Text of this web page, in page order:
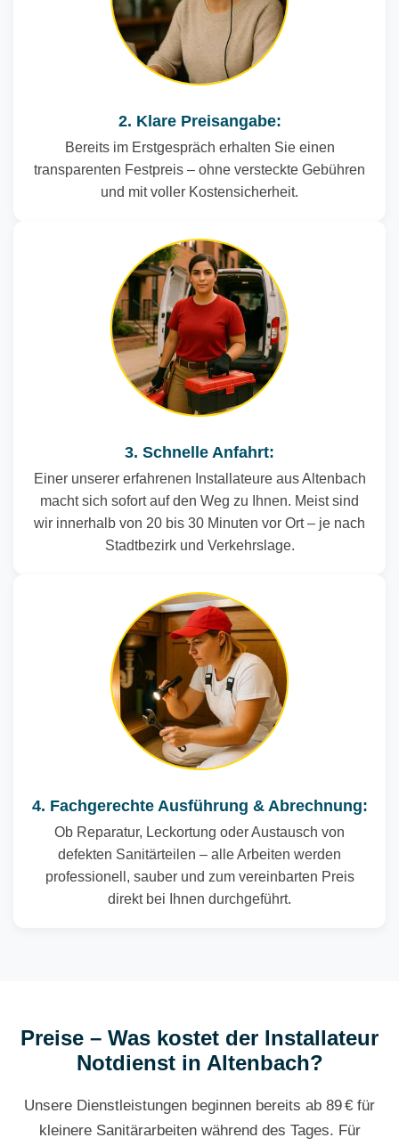
2. Klare Preisangabe:
Bereits im Erstgespräch erhalten Sie einen
transparenten Festpreis – ohne versteckte Gebühren
und mit voller Kostensicherheit.
3. Schnelle Anfahrt:
Einer unserer erfahrenen Installateure aus Altenbach
macht sich sofort auf den Weg zu Ihnen. Meist sind
wir innerhalb von 20 bis 30 Minuten vor Ort – je nach
Stadtbezirk und Verkehrslage.
4. Fachgerechte Ausführung & Abrechnung:
Ob Reparatur, Leckortung oder Austausch von
defekten Sanitärteilen – alle Arbeiten werden
professionell, sauber und zum vereinbarten Preis
direkt bei Ihnen durchgeführt.
Preise – Was kostet der Installateur
Notdienst in Altenbach?
Unsere Dienstleistungen beginnen bereits ab 89 € für
kleinere Sanitärarbeiten während des Tages. Für